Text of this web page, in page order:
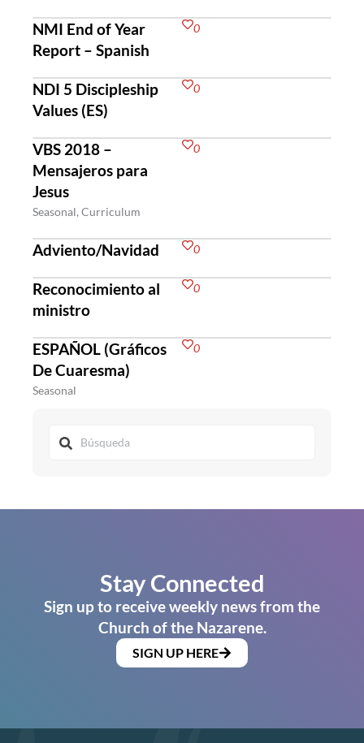
NMI End of Year
Report – Spanish
0
NDI 5 Discipleship
Values (ES)
0
VBS 2018 –
Mensajeros para
Jesus
Seasonal, Curriculum
0
Adviento/Navidad 0
Reconocimiento al
ministro
0
ESPAÑOL (Gráficos
De Cuaresma)
Seasonal
0
Stay Connected
Sign up to receive weekly news from the
Church of the Nazarene.
SIGN UP HERE